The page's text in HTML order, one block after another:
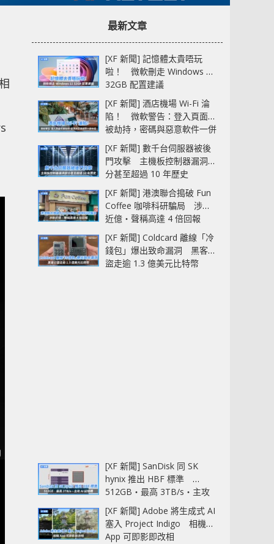
最新文章
[XF 新聞] 記憶體太貴唔玩
啦！ 微軟刪走 Windows 11
32GB 配置建議
[XF 新聞] 酒店機場 Wi-Fi 淪
陷！ 微軟警告：登入頁面可
被劫持，密碼與惡意軟件一併
中招
[XF 新聞] 數千台伺服器被後
門攻擊 主機板控制器漏洞部
分甚至超過 10 年歷史
[XF 新聞] 港澳聯合搗破 Fun
Coffee 咖啡科研騙局 涉款
近億‧聲稱高達 4 倍回報
[XF 新聞] Coldcard 離線「冷
錢包」爆出致命漏洞 黑客已
盜走逾 1.3 億美元比特幣
[XF 新聞] SanDisk 同 SK
hynix 推出 HBF 標準
512GB‧最高 3TB/s‧主攻
AI 記憶體
[XF 新聞] Adobe 將生成式 AI
塞入 Project Indigo 相機
App 可即影即改相